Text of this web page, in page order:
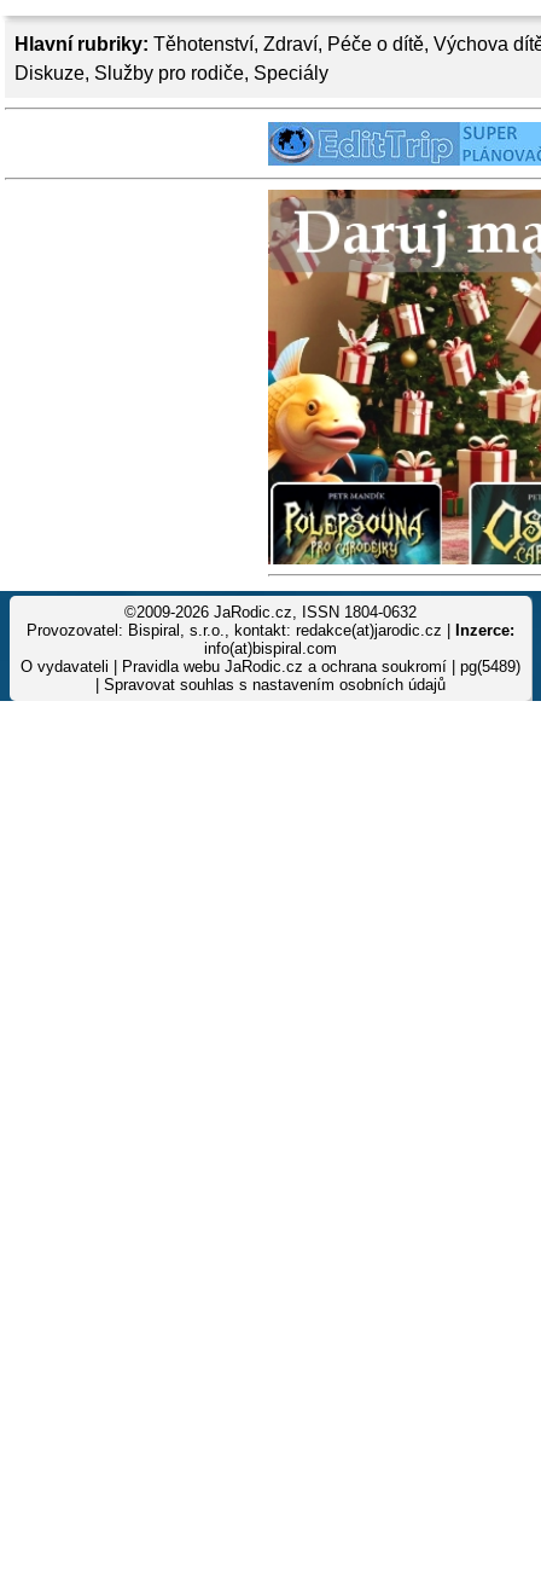
Hlavní rubriky: Těhotenství, Zdraví, Péče o dítě, Výchova
Diskuze, Služby pro rodiče, Speciály
©2009-2026 JaRodic.cz, ISSN 1804-0632
Provozovatel: Bispiral, s.r.o., kontakt: redakce(at)jarodic.cz |
Inzerce:
info(at)bispiral.com
O vydavateli
Pravidla webu JaRodic.cz a ochrana soukromí | pg(5489)
Spravovat souhlas s nastavením osobních údajů